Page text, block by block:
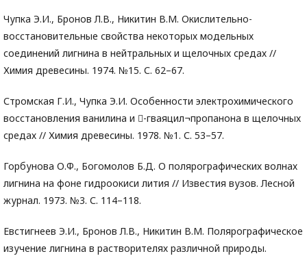
Чупка Э.И., Бронов Л.В., Никитин В.М. Окислительно-
восстановительные свойства некоторых модельных
соединений лигнина в нейтральных и щелочных средах //
Химия древесины. 1974. №15. С. 62–67.
Стромская Г.И., Чупка Э.И. Особенности электрохимического
восстановления ванилина и -гваяцил¬пропанона в щелочных
средах // Химия древесины. 1978. №1. С. 53–57.
Горбунова О.Ф., Богомолов Б.Д. О полярографических волнах
лигнина на фоне гидроокиси лития // Известия вузов. Лесной
журнал. 1973. №3. С. 114–118.
Евстигнеев Э.И., Бронов Л.В., Никитин В.М. Полярографическое
изучение лигнина в растворителях различной природы.